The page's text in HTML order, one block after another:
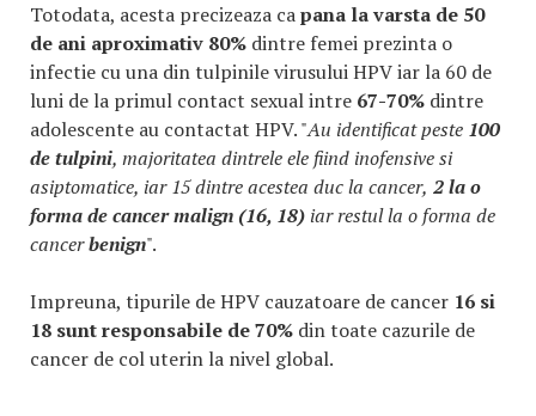
Totodata, acesta precizeaza capana la varsta de 50
de ani aproximativ 80% dintre femei prezinta o
infectie cu una din tulpinile virusului HPV iar la 60 de
luni de la primul contact sexual intre 67-70% dintre
adolescente au contactat HPV. "Au identificat peste 100
de tulpini, majoritatea dintrele ele fiind inofensive si
asiptomatice, iar 15 dintre acestea duc la cancer, 2 la o
forma de cancer malign (16, 18) iar restul la o forma de
cancerbenign".
Impreuna, tipurile de HPV cauzatoare de cancer 16 si
18 sunt responsabile de 70% din toate cazurile de
cancer de col uterin la nivel global.